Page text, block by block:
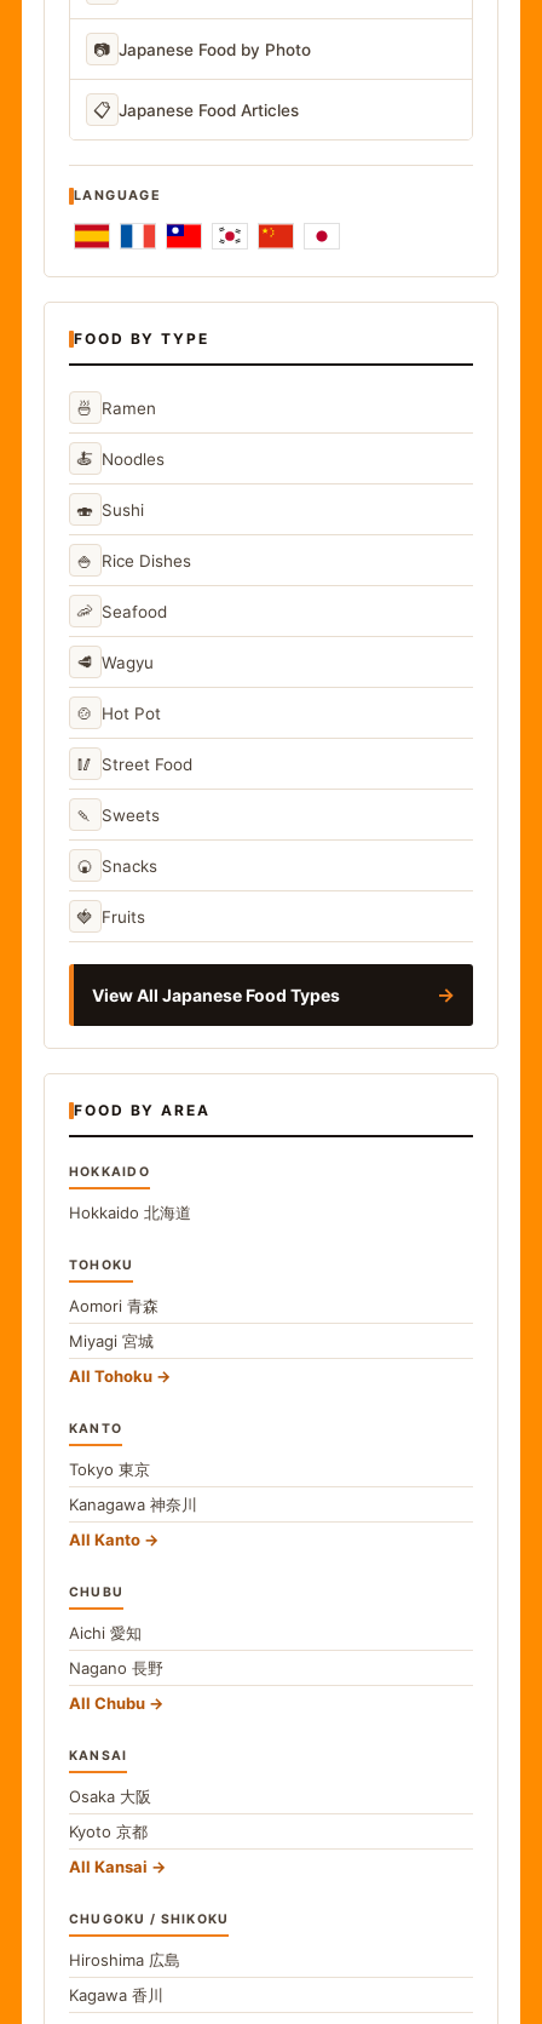
📷 Japanese Food by Photo
📋 Japanese Food Articles
LANGUAGE
FOOD BY TYPE
🍜 Ramen
🍝 Noodles
🍣 Sushi
🍚 Rice Dishes
🦐 Seafood
🥩 Wagyu
🍲 Hot Pot
🥢 Street Food
🍡 Sweets
🍘 Snacks
🍓 Fruits
View All Japanese Food Types →
FOOD BY AREA
HOKKAIDO
Hokkaido 北海道
TOHOKU
Aomori 青森
Miyagi 宮城
All Tohoku
KANTO
Tokyo 東京
Kanagawa 神奈川
All Kanto
CHUBU
Aichi 愛知
Nagano 長野
All Chubu
KANSAI
Osaka 大阪
Kyoto 京都
All Kansai
CHUGOKU / SHIKOKU
Hiroshima 広島
Kagawa 香川